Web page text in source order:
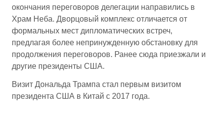
окончания переговоров делегации направились в
Храм Неба. Дворцовый комплекс отличается от
формальных мест дипломатических встреч,
предлагая более непринужденную обстановку для
продолжения переговоров. Ранее сюда приезжали и
другие президенты США.
Визит Дональда Трампа стал первым визитом
президента США в Китай с 2017 года.